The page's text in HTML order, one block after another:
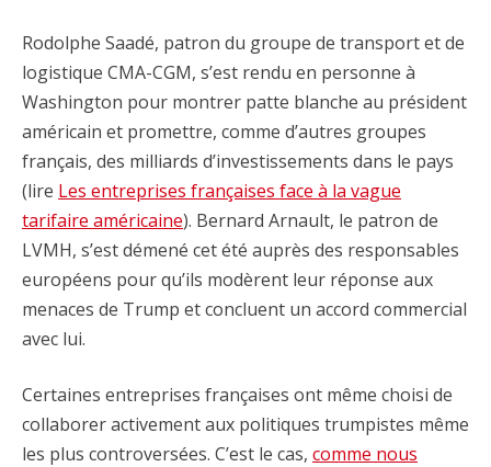
Rodolphe Saadé, patron du groupe de transport et de
logistique CMA-CGM, s’est rendu en personne à
Washington pour montrer patte blanche au président
américain et promettre, comme d’autres groupes
français, des milliards d’investissements dans le pays
(lire Les entreprises françaises face à la vague
tarifaire américaine). Bernard Arnault, le patron de
LVMH, s’est démené cet été auprès des responsables
européens pour qu’ils modèrent leur réponse aux
menaces de Trump et concluent un accord commercial
avec lui.
Certaines entreprises françaises ont même choisi de
collaborer activement aux politiques trumpistes même
les plus controversées. C’est le cas, comme nous